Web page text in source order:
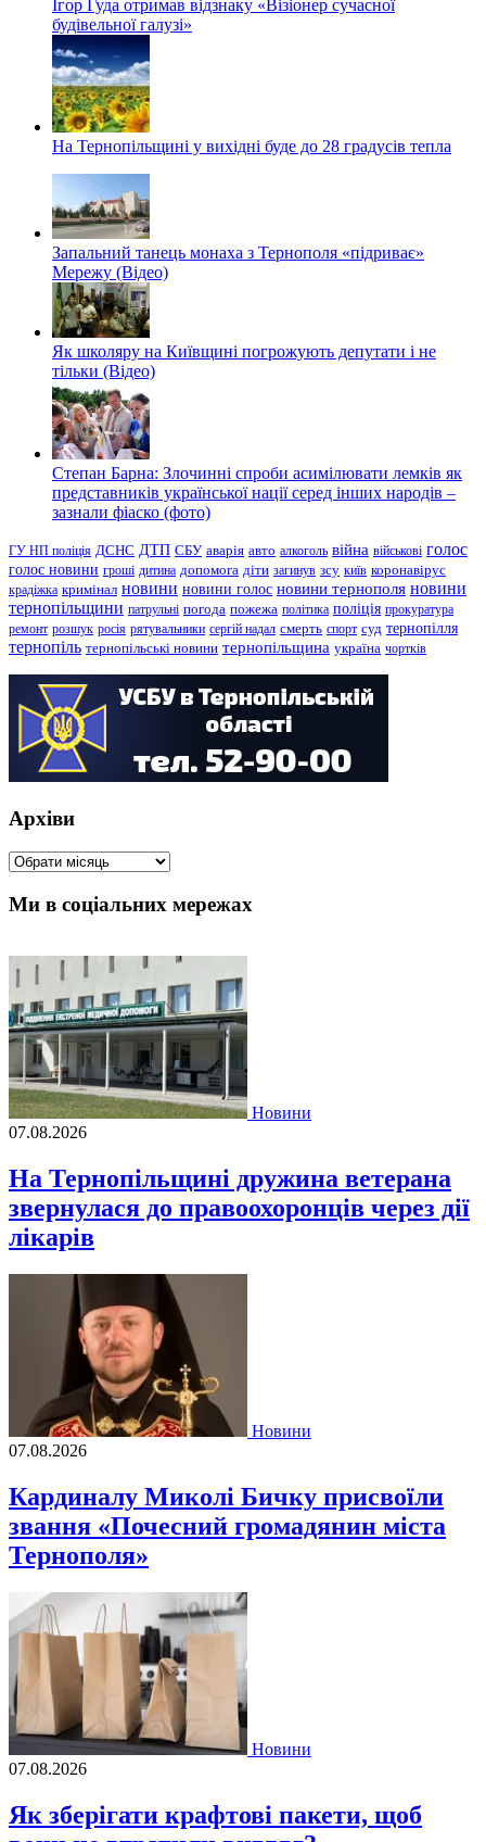
Ігор Гуда отримав відзнаку «Візіонер сучасної
будівельної галузі»
На Тернопільщині у вихідні буде до 28 градусів тепла
Запальний танець монаха з Тернополя «підриває»
Мережу (Відео)
Як школяру на Київщині погрожують депутати і не
тільки (Відео)
Степан Барна: Злочинні спроби асимілювати лемків як
представників української нації серед інших народів –
зазнали фіаско (фото)
ГУ НП поліція ДСНС ДТП СБУ аварія авто алкоголь війна військові голос
голос новини гроші дитина допомога діти загинув зсу київ коронавірус
крадіжка кримінал новини новини голос новини тернополя новини
тернопільщини патрульні погода пожежа політика поліція прокуратура
ремонт розшук росія рятувальники сергій надал смерть спорт суд тернопілля
тернопіль тернопільські новини тернопільщина україна чортків
Архіви
Архіви
Ми в соціальних мережах
Новини
07.08.2026
На Тернопільщині дружина ветерана
звернулася до правоохоронців через дії
лікарів
Новини
07.08.2026
Кардиналу Миколі Бичку присвоїли
звання «Почесний громадянин міста
Тернополя»
Новини
07.08.2026
Як зберігати крафтові пакети, щоб